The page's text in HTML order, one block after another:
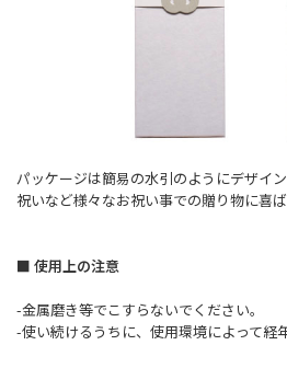
パッケージは簡易の水引のようにデザイ
祝いなど様々なお祝い事での贈り物に喜ば
■ 使用上の注意
-金属磨き等でこすらないでください。
-使い続けるうちに、使用環境によって経